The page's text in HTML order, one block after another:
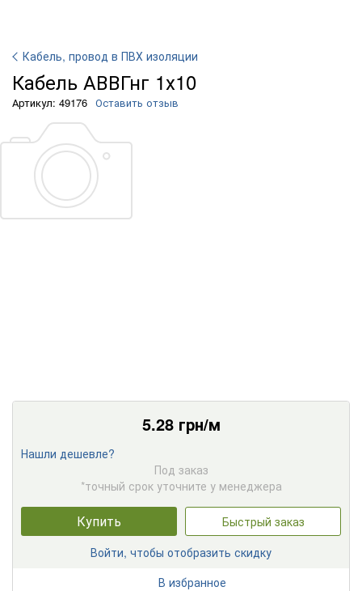
Кабель, провод в ПВХ изоляции
Кабель АВВГнг 1х10
Артикул: 49176 Оставить отзыв
5.28грн/м
Нашли дешевле?
Под заказ
*точный срок уточните у менеджера
Купить
Быстрый заказ
Войти, чтобы отобразить скидку
В избранное